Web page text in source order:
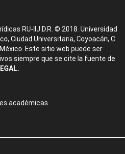
RU-IIJ D.R. © 2018. Universidad
Ciudad Universitaria, Coyoacán, C.
Este sitio web puede ser
siempre que se cite la fuente de
académicas